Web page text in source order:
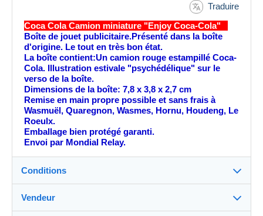
Traduire
Coca Cola Camion miniature "Enjoy Coca-Cola"
Boîte de jouet publicitaire.Présenté dans la boîte
d'origine. Le tout en très bon état.
La boîte contient:Un camion rouge estampillé Coca-
Cola. Illustration estivale "psychédélique" sur le
verso de la boîte.
Dimensions de la boîte: 7,8 x 3,8 x 2,7 cm
Remise en main propre possible et sans frais à
Wasmuël, Quaregnon, Wasmes, Hornu, Houdeng, Le
Roeulx.
Emballage bien protégé garanti.
Envoi par Mondial Relay.
Conditions
Vendeur